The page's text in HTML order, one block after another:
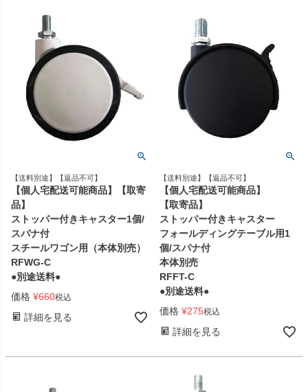
【送料別途】【返品不可】
【個人宅配送可能商品】【取寄
品】
ストッパー付きキャスター1個/
スパナ付
スチールワゴン用（本体別売）
RFWG-C
●別途送料●
価格 ¥660税込
詳細を見る
【送料別途】【返品不可】
【個人宅配送可能商品】
【取寄品】
ストッパー付きキャスター
フォールディングテーブル用1
個/スパナ付
本体別売
RFFT-C
●別途送料●
価格 ¥275税込
詳細を見る